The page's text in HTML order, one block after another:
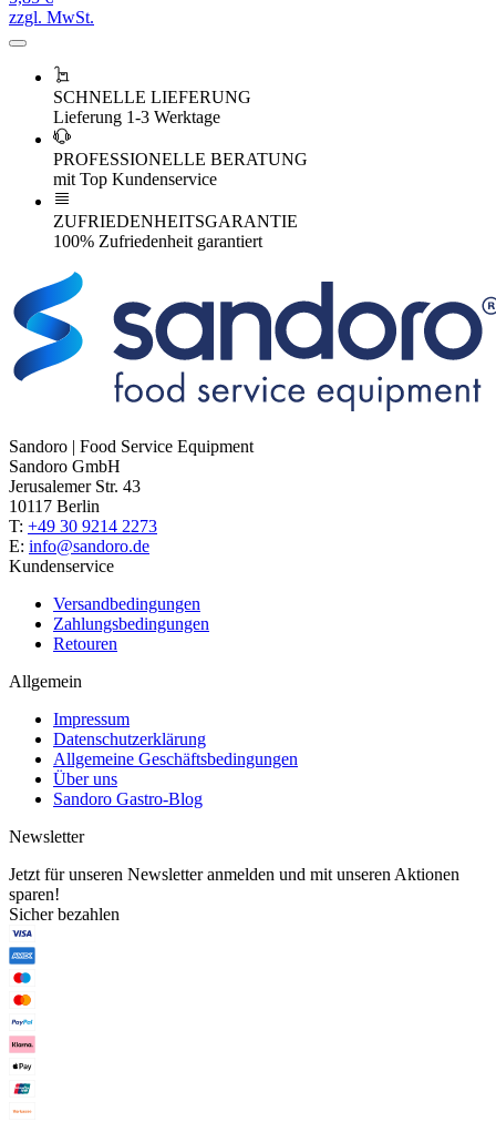
zzgl. MwSt.
SCHNELLE LIEFERUNG
Lieferung 1-3 Werktage
PROFESSIONELLE BERATUNG
mit Top Kundenservice
ZUFRIEDENHEITSGARANTIE
100% Zufriedenheit garantiert
Sandoro | Food Service Equipment
Sandoro GmbH
Jerusalemer Str. 43
10117 Berlin
T: +49 30 9214 2273
E: info@sandoro.de
Kundenservice
Versandbedingungen
Zahlungsbedingungen
Retouren
Allgemein
Impressum
Datenschutzerklärung
Allgemeine Geschäftsbedingungen
Über uns
Sandoro Gastro-Blog
Newsletter
Jetzt für unseren Newsletter anmelden und mit unseren Aktionen
sparen!
Sicher bezahlen